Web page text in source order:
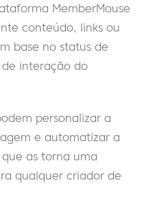
MemberMouse
conteúdo, links ou
base no status de
interação do
personalizar a
e automatizar a
as torna uma
qualquer criador de